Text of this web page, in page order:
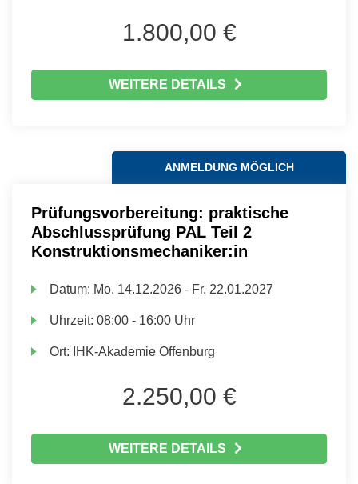
1.800,00 €
WEITERE DETAILS
ANMELDUNG MÖGLICH
Prüfungsvorbereitung: praktische
Abschlussprüfung PAL Teil 2
Konstruktionsmechaniker:in
Datum: Mo. 14.12.2026 - Fr. 22.01.2027
Uhrzeit:08:00 - 16:00 Uhr
Ort: IHK-Akademie Offenburg
2.250,00 €
WEITERE DETAILS